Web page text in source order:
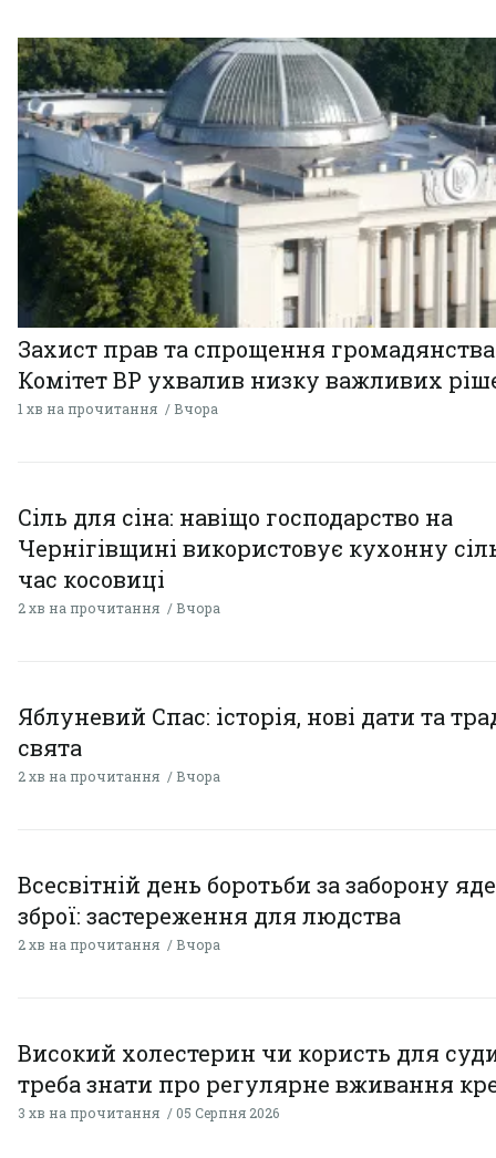
Захист прав та спрощення
Комітет ВР ухвалив низку важливих
1 хв на прочитання Вчора
Сіль для сіна: навіщо господарство на
Чернігівщині використовує кухонну
час косовиці
2 хв на прочитання Вчора
Яблуневий Спас: історія, нові дати та
свята
2 хв на прочитання Вчора
Всесвітній день боротьби за заборону
зброї: застереження для людства
2 хв на прочитання Вчора
Високий холестерин чи користь для
треба знати про регулярне вживання
3 хв на прочитання 05 Серпня 2026